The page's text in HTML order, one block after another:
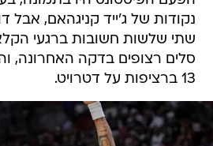
נקודות של ג'ייד קניגהאם, אבל
שתי שלשות חשובות ברגעי
סלים רצופים בדקה האחרונה,
13 ברציפות על דטרויט.